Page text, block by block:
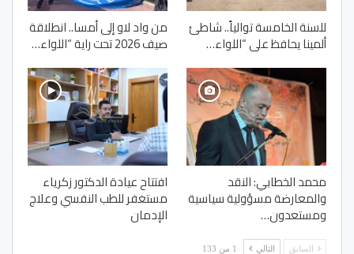
للسنة الخامسة توالياً.. شاطئ
ألمينا يحافظ على “اللواء…
من واد لاو إلى أمسا.. انطلاقة
صيف 2026 تحت راية “اللواء…
محمد الخطابي: النقد
والمعارضة مسؤولية سياسية
ومستعدون…
افتتاح عيادة الدكتور زكرياء
مستغفر للطب النفسي وعلاج
الإدمان
السابق التالي 1 من 133